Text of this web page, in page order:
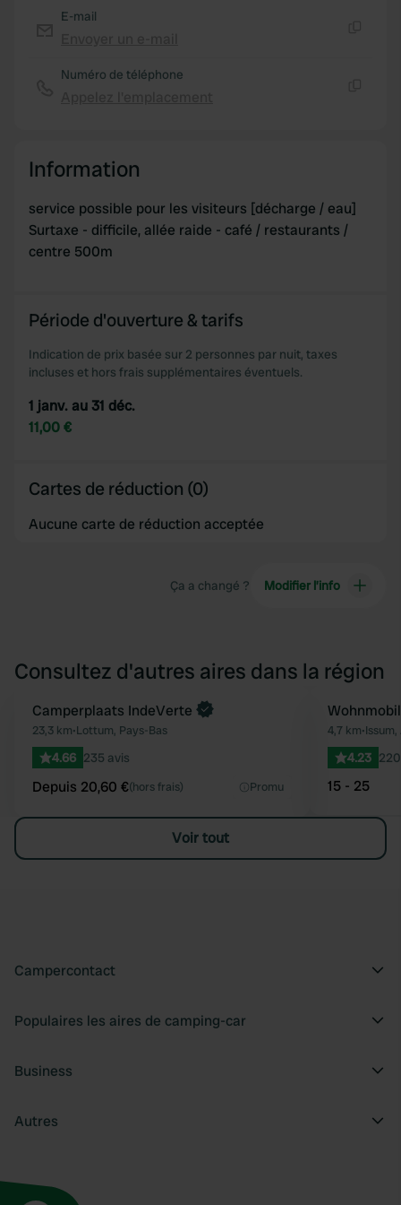
E-mail
Numéro de téléphone
Information
service possible pour les visiteurs [décharge / eau]
Surtaxe - difficile, allée raide - café / restaurants /
centre 500m
Période d'ouverture & tarifs
Indication de prix basée sur 2 personnes par nuit, taxes
incluses et hors frais supplémentaires éventuels.
1 janv. au 31 déc.
11,00 €
Cartes de réduction (0)
Aucune carte de réduction acceptée
Ça a changé ? Modifier l’info
Consultez d'autres aires dans la région
Préféré
Reserve maintenant
Camperplaats IndeVerte
23,3 km•Lottum, Pays-Bas
4.66 235 avis
Depuis 20,60 €(hors frais) Promu
4,7 km•
4.23
15 - 25
Voir tout
Campercontact
Populaires les aires de camping-car
Business
Autres